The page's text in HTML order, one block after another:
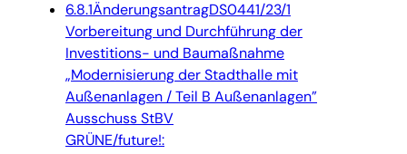
6.8.1ÄnderungsantragDS0441/23/1
Vorbereitung und Durchführung der
Investitions- und Baumaßnahme
„Modernisierung der Stadthalle mit
Außenanlagen / Teil B Außenanlagen”
Ausschuss StBV
GRÜNE/future!: